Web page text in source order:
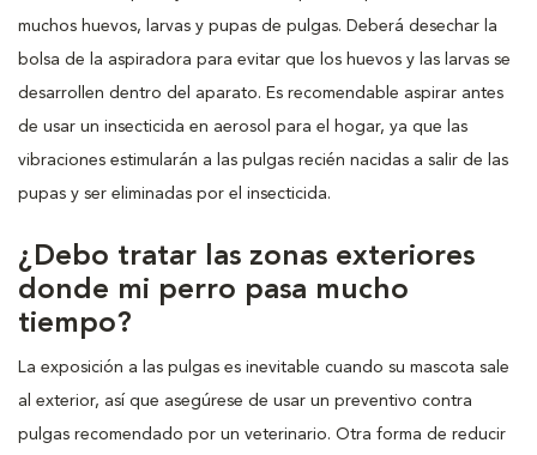
muchos huevos, larvas y pupas de pulgas. Deberá desechar la
bolsa de la aspiradora para evitar que los huevos y las larvas se
desarrollen dentro del aparato. Es recomendable aspirar antes
de usar un insecticida en aerosol para el hogar, ya que las
vibraciones estimularán a las pulgas recién nacidas a salir de las
pupas y ser eliminadas por el insecticida.
¿Debo tratar las zonas exteriores
donde mi perro pasa mucho
tiempo?
La exposición a las pulgas es inevitable cuando su mascota sale
al exterior, así que asegúrese de usar un preventivo contra
pulgas recomendado por un veterinario. Otra forma de reducir